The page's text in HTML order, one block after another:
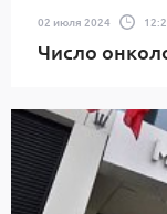
02 июля 2024
Число